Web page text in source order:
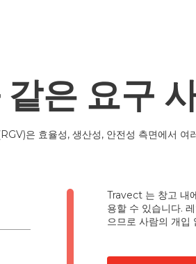
은 요구
은 효율성, 생산성, 안전성 측면에서
Travect 는 창고 내
용할 수 있습니다.
으므로 사람의 개입